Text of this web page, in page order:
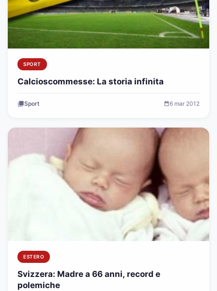
SPORT
Calcioscommesse: La storia infinita
Sport 6 mar 2012
ESTERO
Svizzera: Madre a 66 anni, record e
polemiche